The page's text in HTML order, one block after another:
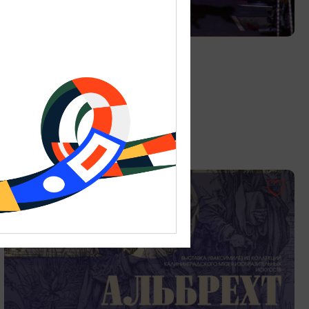
01.06.2026 - 31.08.2026
Калининград, ул. Октябрьская, 3А
ОТ 150₽ ПУШКИНСКАЯ КАРТА